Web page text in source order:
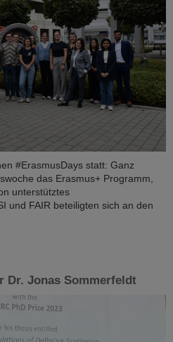
#ErasmusDays statt: Ganz
das Erasmus+ Programm,
unterstütztes
und FAIR beteiligten sich an den
Dr. Jonas Sommerfeldt